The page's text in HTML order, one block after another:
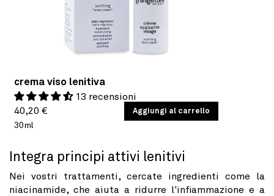
crema viso lenitiva
13 recensioni
Prezzo
di
40,20 €
PREZZO
UNITARIO
/
30ml
Aggiungi al carrello
Integra principi attivi lenitivi
Nei vostri trattamenti, cercate ingredienti come la
niacinamide, che aiuta a ridurre l'infiammazione e a